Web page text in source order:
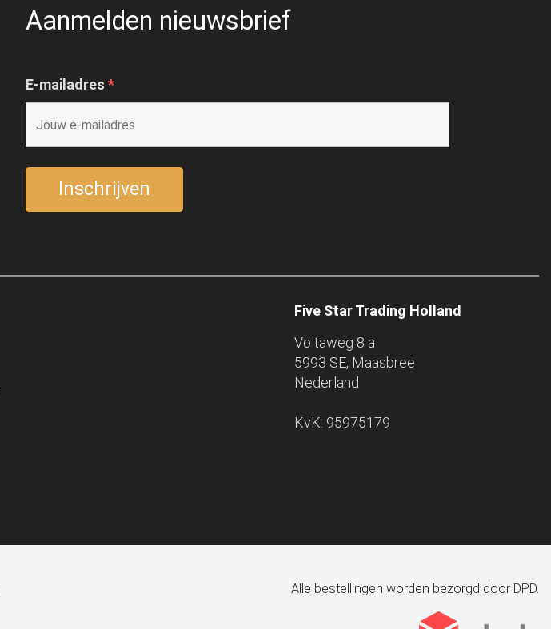
Aanmelden nieuwsbrief
E-mailadres *
Five Star Trading Holland
Voltaweg 8 a
5993 SE, Maasbree
Nederland
KvK: 95975179
Alle bestellingen worden bezorgd door DPD.